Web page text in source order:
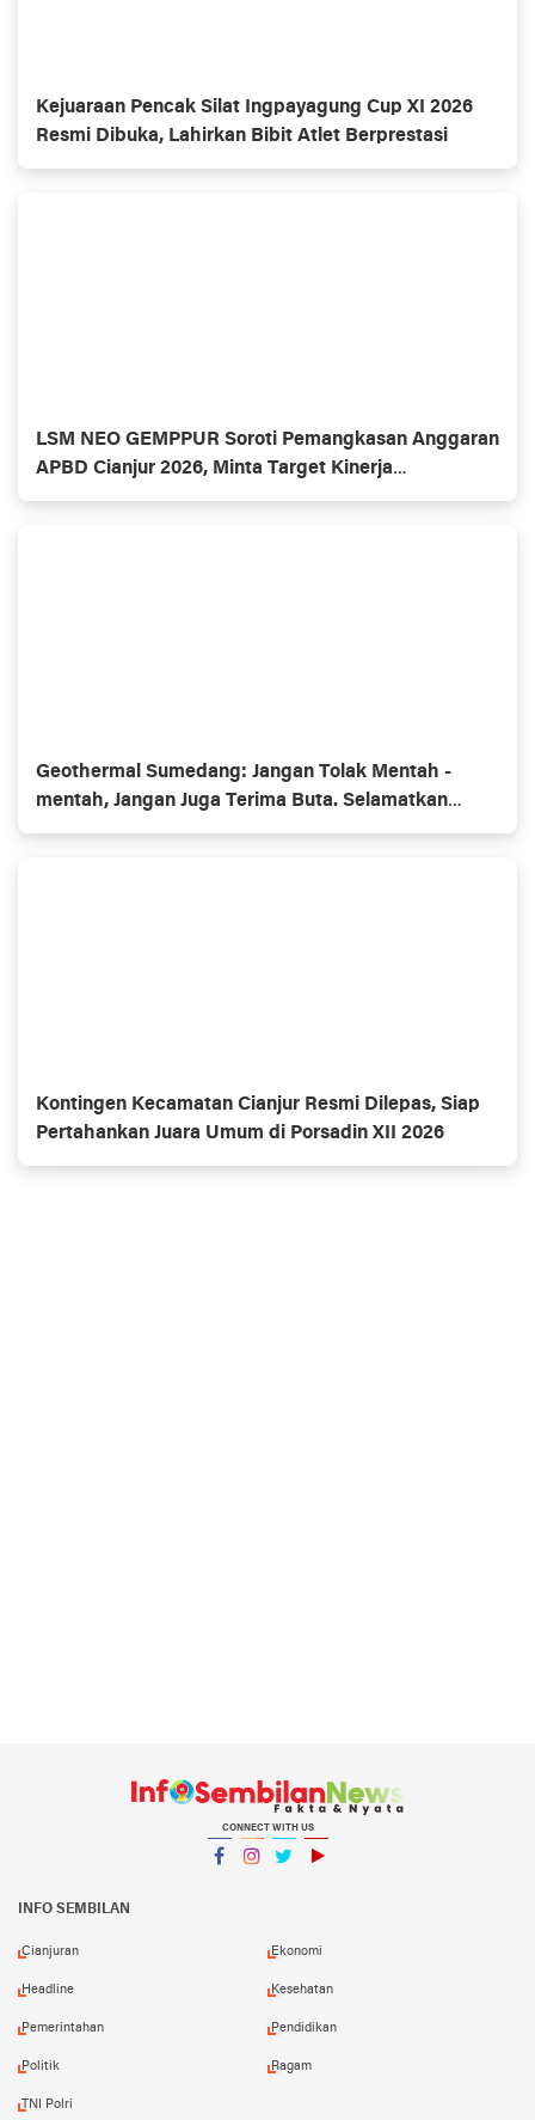
Kejuaraan Pencak Silat Ingpayagung Cup XI 2026
Resmi Dibuka, Lahirkan Bibit Atlet Berprestasi
LSM NEO GEMPPUR Soroti Pemangkasan Anggaran
APBD Cianjur 2026, Minta Target Kinerja
Disesuaikan
Geothermal Sumedang: Jangan Tolak Mentah -
mentah, Jangan Juga Terima Buta. Selamatkan
Alam, Pasokan Listrik Terjamin
Kontingen Kecamatan Cianjur Resmi Dilepas, Siap
Pertahankan Juara Umum di Porsadin XII 2026
CONNECT WITH US
INFO SEMBILAN
Cianjuran Ekonomi
Headline Kesehatan
Pemerintahan Pendidikan
Politik Ragam
TNI Polri